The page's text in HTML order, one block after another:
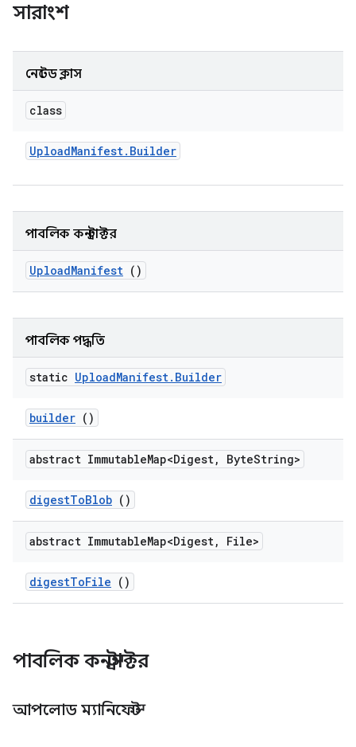
সারাংশ
নেস্টেড ক্লাস
class
UploadManifest. Builder
পাবলিক কনস্ট্রাক্টর
UploadManifest ()
পাবলিক পদ্ধতি
static UploadManifest. Builder
builder ()
abstract ImmutableMap<Digest, ByteString>
digestToBlob ()
abstract ImmutableMap<Digest, File>
digestToFile ()
পাবলিক কনস্ট্রাক্টর
আপলোড ম্যানিফেস্ট